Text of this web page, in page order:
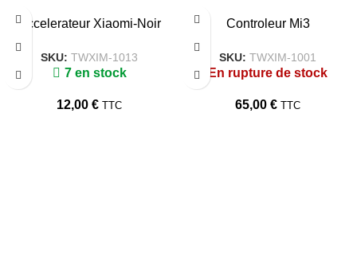
Accelerateur Xiaomi-Noir
SKU: TWXIM-1013
7 en stock
12,00 € TTC
Controleur Mi3
SKU: TWXIM-1001
En rupture de stock
65,00 € TTC